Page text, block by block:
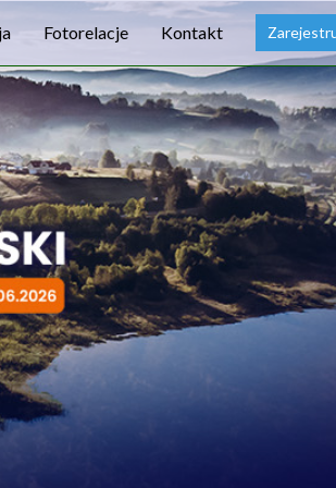
Fotorelacje Kontakt